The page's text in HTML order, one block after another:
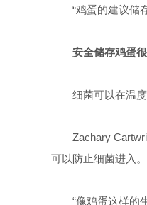
“鸡蛋的建议储
安全储存鸡蛋
细菌可以在温
Zachary
可以防止细菌进入
“像鸡蛋这样的